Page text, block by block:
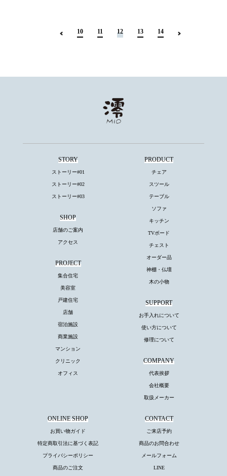
10 11 12 13 14
STORY
ストーリー#01
ストーリー#02
ストーリー#03
SHOP
店舗のご案内
アクセス
PRODUCT
チェア
スツール
テーブル
ソファ
キッチン
TVボード
チェスト
オーダー品
神棚・仏壇
木の小物
PROJECT
集合住宅
美容室
戸建住宅
店舗
宿泊施設
商業施設
マンション
クリニック
オフィス
SUPPORT
お手入れについて
使い方について
修理について
COMPANY
代表挨拶
会社概要
取扱メーカー
CONTACT
ご来店予約
商品のお問合わせ
メールフォーム
LINE
ONLINE SHOP
お買い物ガイド
特定商取引法に基づく表記
プライバシーポリシー
商品のご注文